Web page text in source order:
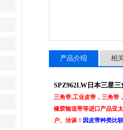
产品介绍 相
SPZ962LW日本三星三
三角带,工业皮带，三角带
橡胶输送带等进口产品亚
户、洽谈！ 因皮带种类比